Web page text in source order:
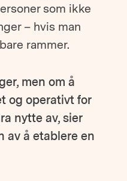
som ikke
– hvis man
rammer.
men om å
og operativt for
nytte av, sier
av å etablere en